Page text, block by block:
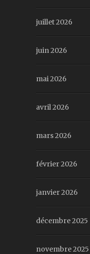
juillet 2026
juin 2026
mai 2026
avril 2026
mars 2026
février 2026
janvier 2026
décembre 2025
novembre 2025